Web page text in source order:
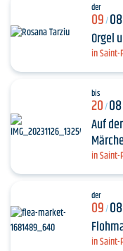
der
09/08
Orgel
in Saint-
bis
20/08
Auf
in Saint-
der
09/08
in Saint-